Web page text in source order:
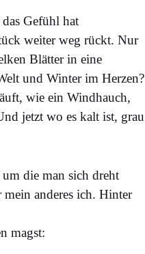
Gefühl hat
weiter weg rückt. Nur
Blätter in eine
und Winter im Herzen?
wie ein Windhauch,
jetzt wo es kalt ist, grau
die man sich dreht
anderes ich. Hinter
magst: